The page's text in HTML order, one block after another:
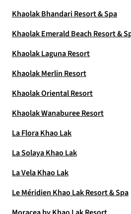
Khaolak Bhandari Resort & Spa
Khaolak Emerald Beach Resort &
Khaolak Laguna Resort
Khaolak Merlin Resort
Khaolak Oriental Resort
Khaolak Wanaburee Resort
La Flora Khao Lak
La Solaya Khao Lak
La Vela Khao Lak
Le Méridien Khao Lak Resort & Spa